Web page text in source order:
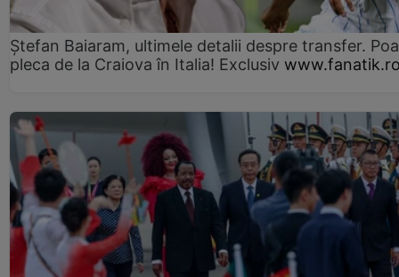
Ștefan Baiaram, ultimele detalii despre transfer.
pleca de la Craiova în Italia! Exclusiv